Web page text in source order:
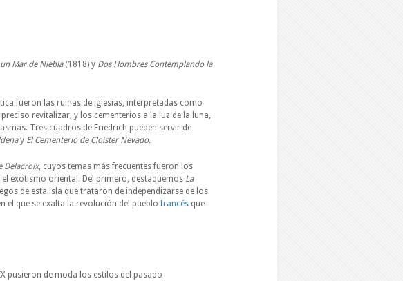
Mar de Niebla(1818) y Dos Hombres Contemplando la
fueron las ruinas de iglesias, interpretadas como
revitalizar, y los cementerios a la luz de la luna,
Tres cuadros de Friedrich pueden servir de
y El Cementerio de Cloister Nevado.
Delacroix, cuyos temas más frecuentes fueron los
exotismo oriental. Del primero, destaquemos La
de esta isla que trataron de independizarse de los
el que se exalta la revolución del pueblofrancés que
pusieron de moda los estilos del pasado